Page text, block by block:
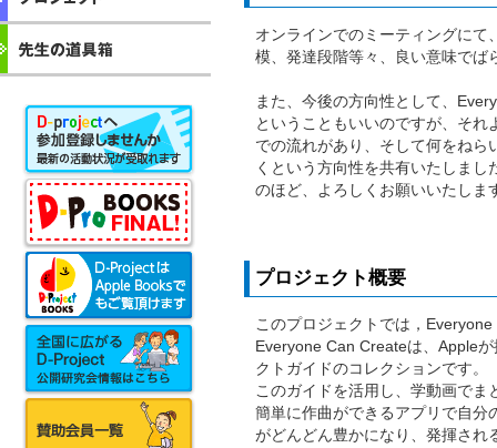
オンラインでのミーティングにて
模、発達段階等々、良い意味でば
また、今後の方向性として、
ということもいいのですが、そ
での流れがあり、そして何をねら
くという方向性を共有いたしま
のほど、よろしくお願いいたし
プロジェクト概要
このプロジェクトでは，
Everyone Can Createは、Apple
クトガイドのコレクションです。
このガイドを活用し、学動画でま
簡単に作曲ができるアプリで自
がどんどん豊かになり、発揮され